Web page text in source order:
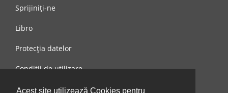
Acest site utilizează Cookies pentru
Sprijiniți-ne
Libro
Protecția datelor
Condiții de utilizare
Mesaj către noi